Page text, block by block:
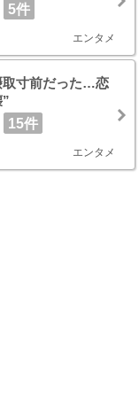
5件
エンタメ
取寸前だった…恋
15件
エンタメ